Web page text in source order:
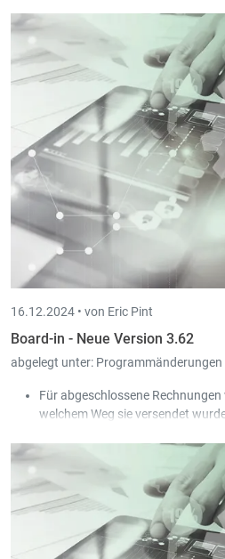
Kassenjournals analytisch zu
Im Trade-in Transfer kann man
Gültigkeitsdatum einer
Lieferschein Dokument
diese Werte auf Ausdrucken zu
zu filtern.
16.12.2024 • von Eric Pint
Board-in - Neue Version 3.62
abgelegt unter: Programmänderungen
Für abgeschlossene
welchem Weg sie versendet
von nun an nicht mehr im